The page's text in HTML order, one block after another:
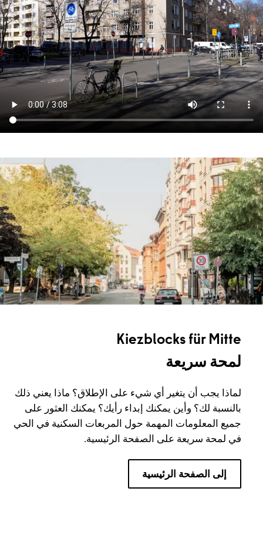
Kiezblocks für Mitte
لمحة سريعة
لماذا يجب أن يتغير أي شيء على الإطلاق؟ ماذا يعني ذلك
بالنسبة لك؟ وأين يمكنك إبداء رأيك؟ يمكنك العثور على
جميع المعلومات المهمة حول المربعات السكنية في الحي
في لمحة سريعة على الصفحة الرئيسية.
إلى الصفحة الرئيسية